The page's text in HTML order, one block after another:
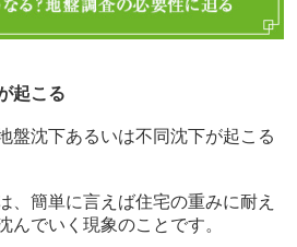
起こる
盤沈下あるいは不同沈下が起こる
、簡単に言えば住宅の重みに耐え
んでいく現象のことです。